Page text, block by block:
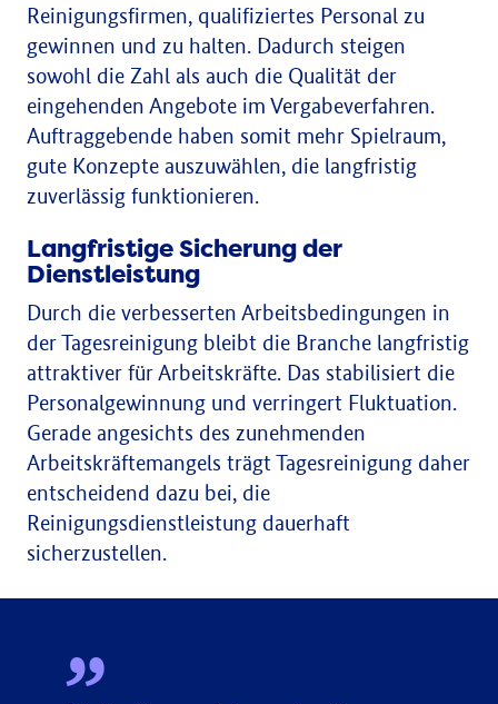
Reinigungsfirmen, qualifiziertes Personal zu
gewinnen und zu halten. Dadurch steigen
sowohl die Zahl als auch die Qualität der
eingehenden Angebote im Vergabeverfahren.
Auftraggebende haben somit mehr Spielraum,
gute Konzepte auszuwählen, die langfristig
zuverlässig funktionieren.
Langfristige Sicherung der
Dienstleistung
Durch die verbesserten Arbeitsbedingungen in
der Tagesreinigung bleibt die Branche langfristig
attraktiver für Arbeitskräfte. Das stabilisiert die
Personalgewinnung und verringert Fluktuation.
Gerade angesichts des zunehmenden
Arbeitskräftemangels trägt Tagesreinigung daher
entscheidend dazu bei, die
Reinigungsdienstleistung dauerhaft
sicherzustellen.